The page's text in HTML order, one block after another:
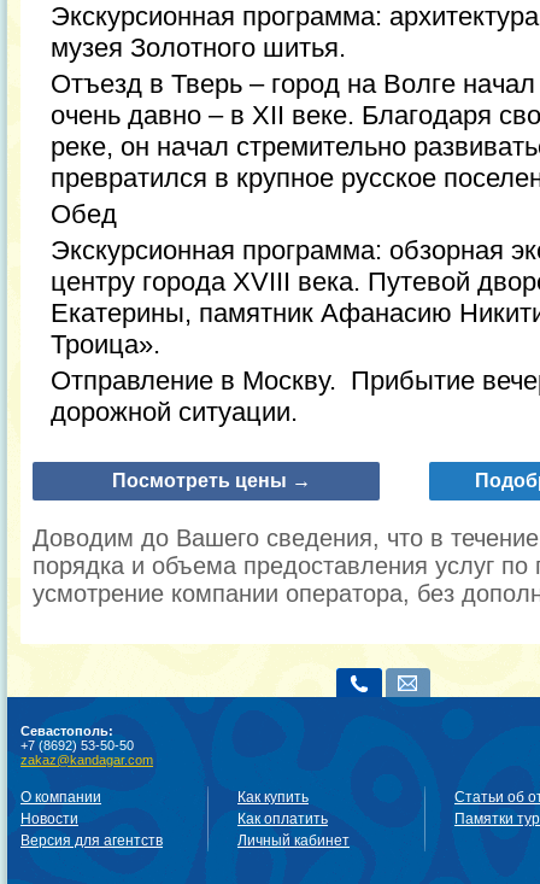
Экскурсионная программа:
музея Золотного шитья.
Отъезд в Тверь – город на Волге
очень давно – в XII веке. Благодаря
реке, он начал стремительно
превратился в крупное русское
Обед
Экскурсионная программа: обзорная
центру города XVIII века. Путевой
Екатерины, памятник Афанасию
Троица».
Отправление в Москву. Прибытие
дорожной ситуации.
Посмотреть цены →
Доводим до Вашего сведения, что в
порядка и объема предоставления услуг по
усмотрение компании оператора, без
Севастополь:
+7 (8692) 53-50-50
zakaz@kandagar.com
О компании
Новости
Версия для агентств
Как купить
Как оплатить
Личный кабинет
Статьи об
Памятки